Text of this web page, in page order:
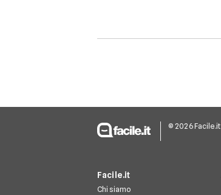
© 2026 Facile.it
Facile.it
Chi siamo